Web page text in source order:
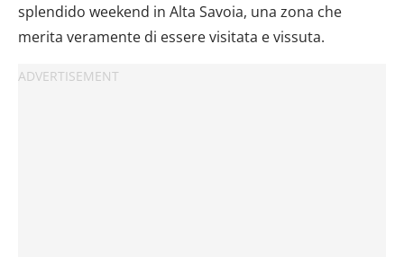
splendido weekend in Alta Savoia, una zona che
merita veramente di essere visitata e vissuta.